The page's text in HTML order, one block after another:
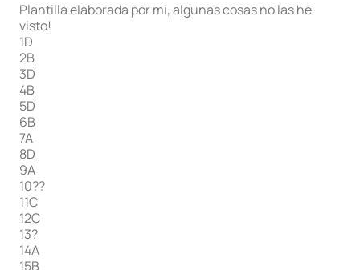
Plantilla elaborada por mí, algunas cosas no las he
visto!
1D
2B
3D
4B
5D
6B
7A
8D
9A
10??
11C
12C
13?
14A
15B